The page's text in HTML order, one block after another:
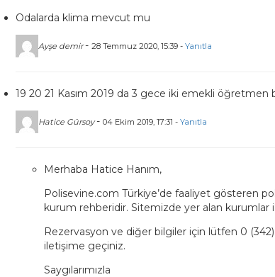
Odalarda klima mevcut mu
Ayşe demir -28 Temmuz 2020, 15:39 -Yanıtla
19 20 21 Kasım 2019 da 3 gece iki emekli öğretmen
Hatice Gürsoy -04 Ekim 2019, 17:31 -Yanıtla
Merhaba Hatice Hanım,
Polisevine.com Türkiye’de faaliyet gösteren
kurum rehberidir. Sitemizde yer alan kurumlar
Rezervasyon ve diğer bilgiler için lütfen 0
iletişime geçiniz.
Saygılarımızla